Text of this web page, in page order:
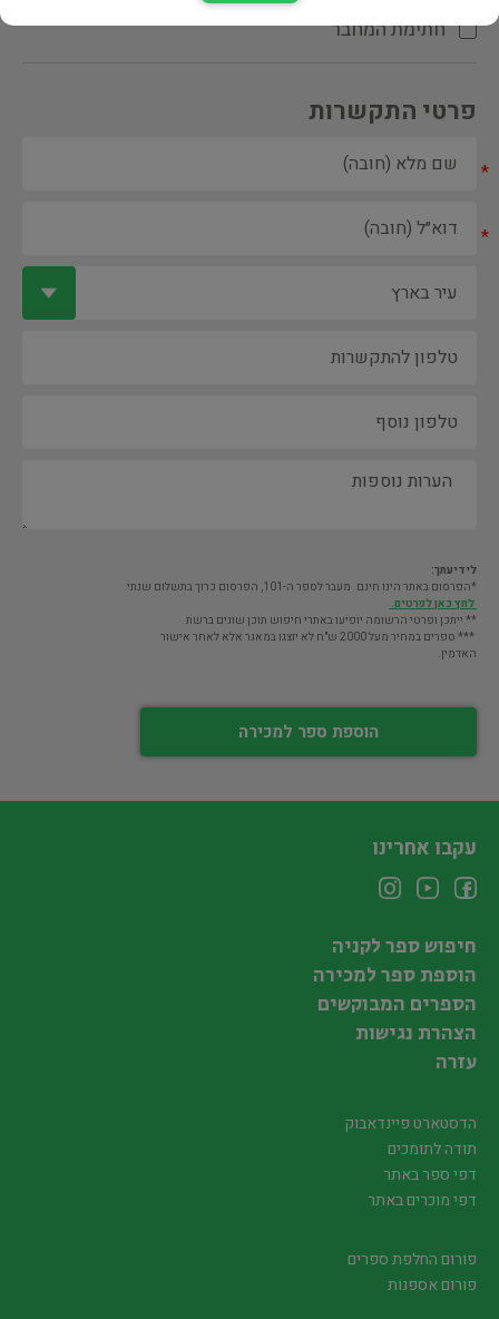
חתימת המחבר
פרטי התקשרות
*
*
לידיעתך:
*הפרסום באתר הינו חינם. מעבר לספר ה-101, הפרסום כרוך בתשלום שנתי
לחץ כאן לפרטים.
** ייתכן ופרטי הרשומה יופיעו באתרי חיפוש תוכן שונים ברשת
*** ספרים במחיר מעל 2000 ש"ח לא יוצגו במאגר אלא לאחר אישור
האדמין.
הוספת ספר למכירה
עקבו אחרינו
חיפוש ספר לקניה
הוספת ספר למכירה
הספרים המבוקשים
הצהרת נגישות
עזרה
הדסטארט פיינדאבוק
תודה לתומכים
דפי ספר באתר
דפי מוכרים באתר
פורום החלפת ספרים
פורום אספנות